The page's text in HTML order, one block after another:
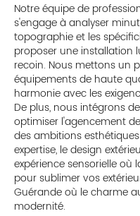
Notre équipe de
s'engage à analyser
topographie et les
proposer une installation
recoin. Nous mettons un
équipements de haute
harmonie avec les
De plus, nous intégrons
optimiser l'agencement
des ambitions
expertise, le design
expérience sensorielle
pour sublimer vos
Guérande où le charme
modernité.